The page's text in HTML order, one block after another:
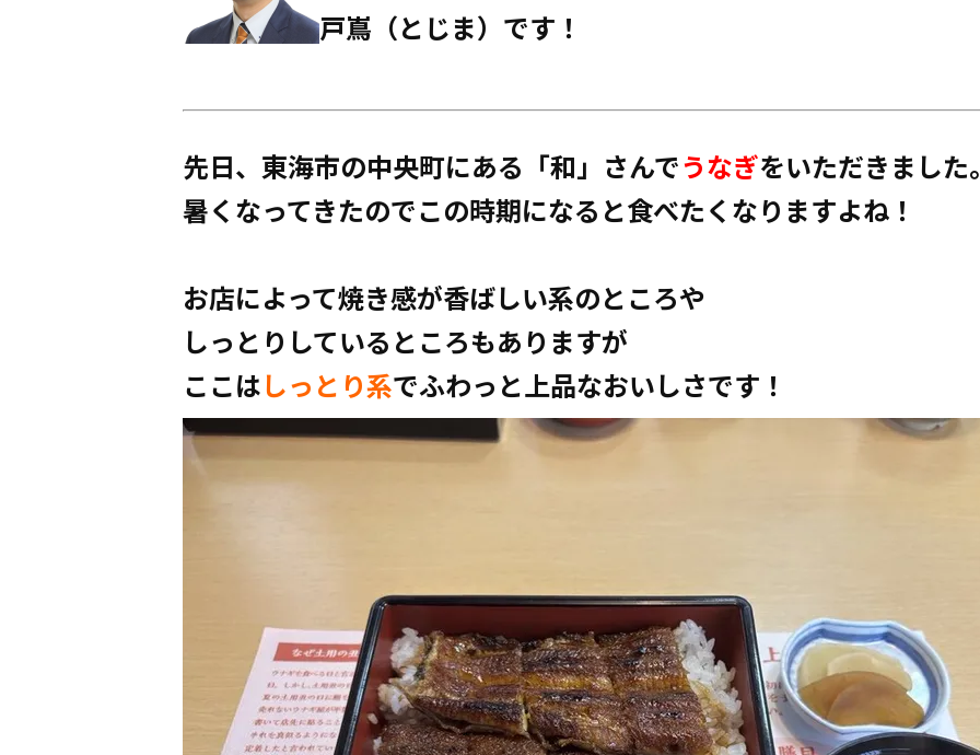
戸嶌（とじま）です！
先日、東海市の中央町にある「和」さんでうなぎをいただきました
暑くなってきたのでこの時期になると食べたくなりますよね！
お店によって焼き感が香ばしい系のところや
しっとりしているところもありますが
ここはしっとり系でふわっと上品なおいしさです！